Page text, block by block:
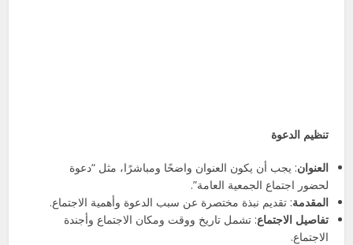
تنظيم الدعوة
العنوان: يجب أن يكون العنوان واضحًا ومباشرًا، مثل “دعوة
لحضور اجتماع الجمعية العامة”.
المقدمة: تقديم نبذة مختصرة عن سبب الدعوة وأهمية الاجتماع.
تفاصيل الاجتماع: تشمل تاريخ ووقت ومكان الاجتماع وأجندة
الاجتماع.